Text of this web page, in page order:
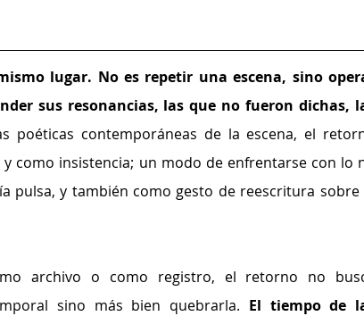
lugar. No es repetir una escena, sino
sus resonancias, las que no fueron dichas,
poéticas contemporáneas de la escena, el
como insistencia; un modo de enfrentarse con lo
pulsa, y también como gesto de reescritura sobre
archivo o como registro, el retorno no
sino más bien quebrarla. El tiempo de